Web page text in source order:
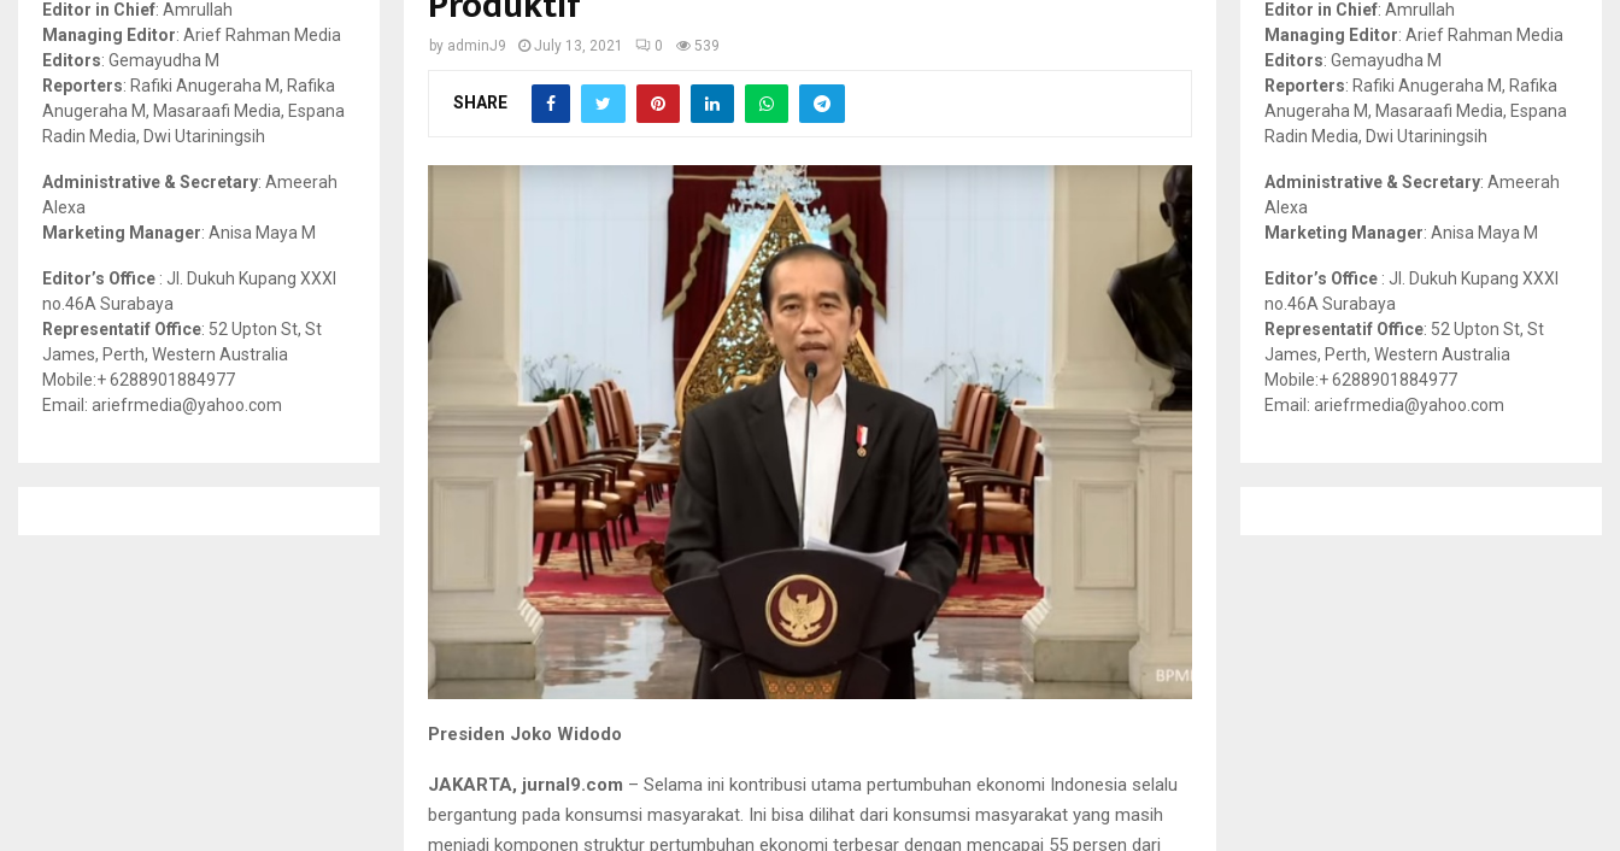
by adminJ9 July 13, 2021 0 539
SHARE
Presiden Joko Widodo
JAKARTA, jurnal9.com – Selama ini kontribusi utama pertumbuhan ekonomi Indonesia selalu
bergantung pada konsumsi masyarakat. Ini bisa dilihat dari konsumsi masyarakat yang masih
menjadi komponen struktur pertumbuhan ekonomi terbesar dengan mencapai 55 persen dari
r
:
R
H
Editor in Chief: Amrullah
Managing Editor: Arief Rahman Media
Editors: Gemayudha M
Reporters: Rafiki Anugeraha M, Rafika
Anugeraha M, Masaraafi Media, Espana
Radin Media, Dwi Utariningsih
Administrative & Secretary: Ameerah
Alexa
Marketing Manager: Anisa Maya M
Editor’s Office : Jl. Dukuh Kupang XXXI
no.46A Surabaya
Representatif Office: 52 Upton St, St
James, Perth, Western Australia
Mobile:+ 6288901884977
Email: ariefrmedia@yahoo.com
r
:
R
H
Editor in Chief: Amrullah
Managing Editor: Arief Rahman Media
Editors: Gemayudha M
Reporters: Rafiki Anugeraha M, Rafika
Anugeraha M, Masaraafi Media, Espana
Radin Media, Dwi Utariningsih
Administrative & Secretary: Ameerah
Alexa
Marketing Manager: Anisa Maya M
Editor’s Office : Jl. Dukuh Kupang XXXI
no.46A Surabaya
Representatif Office: 52 Upton St, St
James, Perth, Western Australia
Mobile:+ 6288901884977
Email: ariefrmedia@yahoo.com